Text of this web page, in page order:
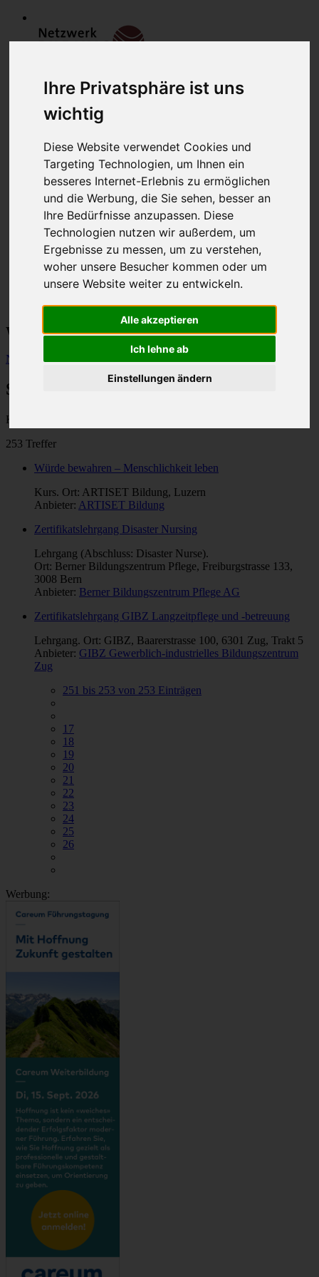
Ihre Privatsphäre ist uns
wichtig
Diese Website verwendet Cookies und
Targeting Technologien, um Ihnen ein
besseres Internet-Erlebnis zu ermöglichen
und die Werbung, die Sie sehen, besser an
Ihre Bedürfnisse anzupassen. Diese
Technologien nutzen wir außerdem, um
Ergebnisse zu messen, um zu verstehen,
woher unsere Besucher kommen oder um
unsere Website weiter zu entwickeln.
Alle akzeptieren
Ich lehne ab
Einstellungen ändern
Home
Modulfinder
Veranstaltungen
Netzwerk
Bildungsanbieter
Mitglieder
Mitglied werden
Werbung schalten
Kontakt
Lounge
Weiterbildungen im Gesundheitswesen
Neue Suche
Suchresultate
Kategorie: "
253 Treffer
Würde bewahren – Menschlichkeit leben
Kurs. Ort: ARTISET Bildung, Luzern
Anbieter: ARTISET Bildung
Zertifikatslehrgang Disaster Nursing
Lehrgang (Abschluss: Disaster Nurse).
Ort: Berner Bildungszentrum Pflege, Freiburgstrasse 133,
3008 Bern
Anbieter: Berner Bildungszentrum Pflege AG
Zertifikatslehrgang GIBZ Langzeitpflege und -betreuung
Lehrgang. Ort: GIBZ, Baarerstrasse 100, 6301 Zug, Trakt 5
Anbieter: GIBZ Gewerblich-industrielles Bildungszentrum
Zug
251 bis 253 von 253 Einträgen
17
18
19
20
21
22
23
24
25
26
Werbung: